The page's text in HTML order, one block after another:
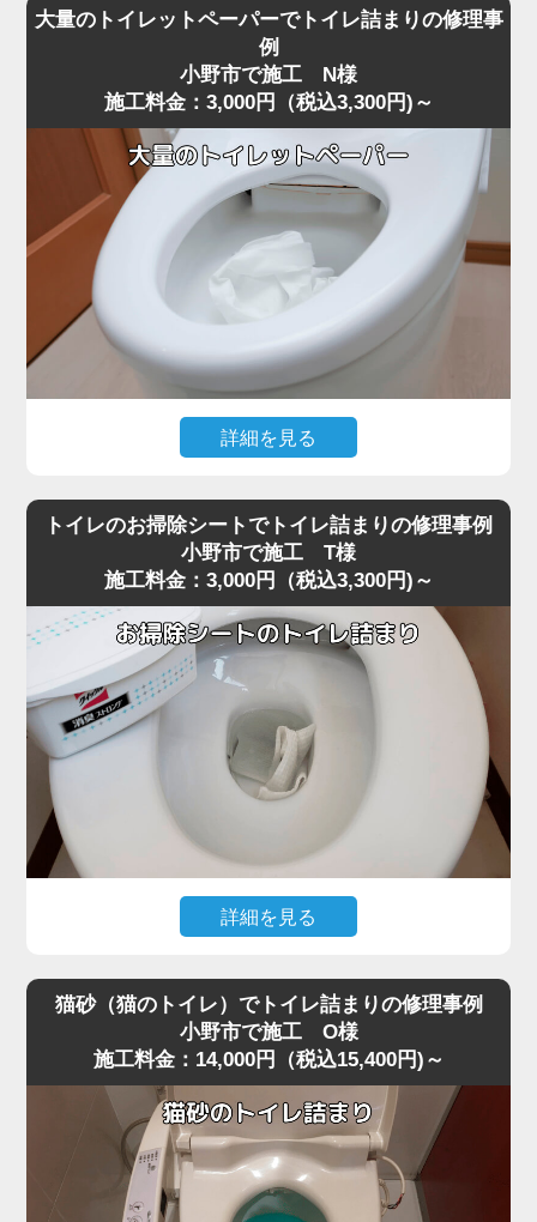
大量のトイレットペーパーでトイレ詰まりの修理事
例
小野市で施工 N様
施工料金：3,000円（税込3,300円)～
詳細を見る
下がらなくなり、トイレが全く使えなくなったというご相
現場に到着して状況を確認すると、便器の奥でペーパーが
大きな塊になっており、ラバーカップでは全く動かないほ
ど強く噛み込んでいる状態でした。
最近の節水型トイレは水量が少ないため、小野市周辺でも
大量のトイレットペーパーがS字カーブの奥で団子状に固
まり、手前には見えない位置で完全に閉塞を起こすケース
が増えています。
こうした奥の詰まりは家庭用の道具では届かず、無理に押
すと内部でさらに強く詰まってしまうことがあります。
今回は業務用の高圧ポンプを使用し、詰まりの核心部分へ
圧力を段階的にかける方法で作業を行いました。
急激に圧力を加えると便器に負担がかかるため、内部の抵
抗を確認しながら慎重に数回加圧。
押し流されて一気に通水が回復しました。
作業後は複数回の排水テストも行い、逆流・異音・水位の
異常がないことを確認し、安心して使用できる状態に復
旧。
最後に、再発防止策として「トイレットペーパーは2～3回
に分けて流す」「厚手ペーパーを大量に使わない」など正
しい使い方もお伝えしました。
大量のペーパーによる詰まりは軽度に見えても、便器内部
トイレのお掃除シートでトイレ詰まりの修理事例
小野市で施工 T様
施工料金：3,000円（税込3,300円)～
詳細を見る
水位が上がったまま下がらなくなり、トイレが完全に詰ま
ってしまったというご相談がありました。
現場を確認すると、便器の奥でシートがしっかりと引っ掛
かり、手前の見える部分ではなくS字奥で固く詰まってい
る状態でした。
最近は「流せる」と書かれたお掃除シートが普及していま
すが、実際にはトイレットペーパーほど水に溶けにくく、
小野市周辺でもシート詰まりのトラブルが増えています。
猫砂（猫のトイレ）でトイレ詰まりの修理事例
小野市で施工 O様
施工料金：14,000円（税込15,400円)～